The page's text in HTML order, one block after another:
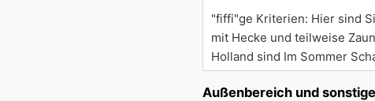
"fiffi"ge Kriterien: Hier sind
mit Hecke und teilweise
Holland sind Im Sommer
Außenbereich und